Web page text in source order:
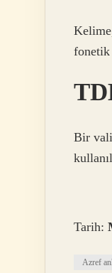
fonetik
Bir
Tarih:
Azref